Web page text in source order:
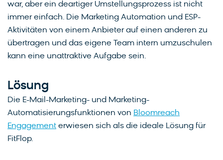
war, aber ein deartiger Umstellungsprozess ist nicht
immer einfach. Die Marketing Automation und ESP-
Aktivitäten von einem Anbieter auf einen anderen zu
übertragen und das eigene Team intern umzuschulen
kann eine unattraktive Aufgabe sein.
Lösung
Die E-Mail-Marketing- und Marketing-
Automatisierungsfunktionen von Bloomreach
Engagement erwiesen sich als die ideale Lösung für
FitFlop.